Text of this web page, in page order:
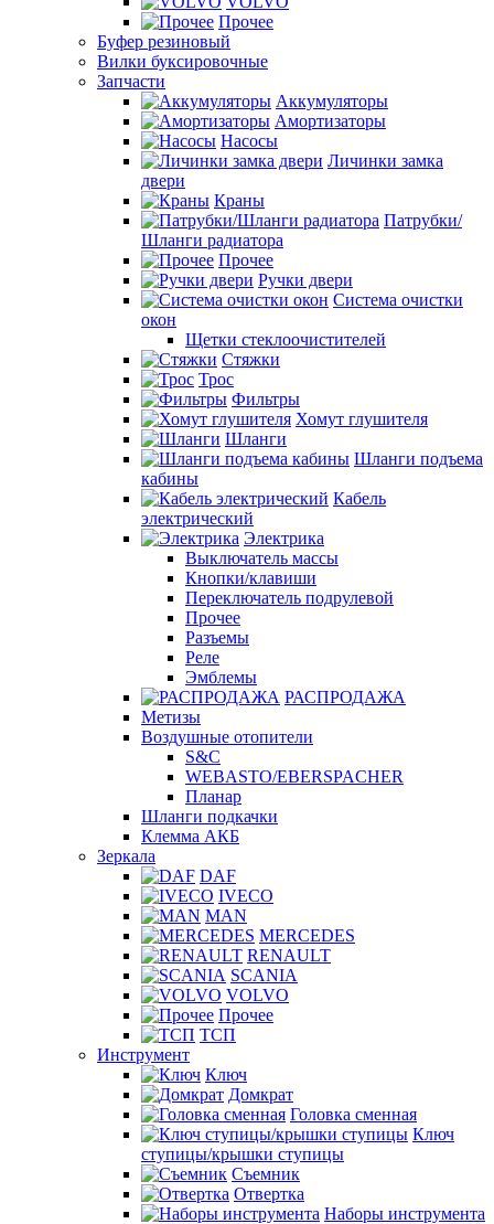
Прочее
Буфер резиновый
Вилки буксировочные
Запчасти
Аккумуляторы
Амортизаторы
Насосы
Личинки замка
двери
Краны
Патрубки/
Шланги радиатора
Прочее
Ручки двери
Система очистки
окон
Щетки стеклоочистителей
Стяжки
Трос
Фильтры
Хомут глушителя
Шланги
Шланги подъема
кабины
Кабель
электрический
Электрика
Выключатель массы
Кнопки/клавиши
Переключатель подрулевой
Прочее
Разъемы
Реле
Эмблемы
РАСПРОДАЖА
Метизы
Воздушные отопители
S&C
WEBASTO/EBERSPACHER
Планар
Шланги подкачки
Клемма АКБ
Зеркала
DAF
IVECO
MAN
MERCEDES
RENAULT
SCANIA
VOLVO
Прочее
ТСП
Инструмент
Ключ
Домкрат
Головка сменная
Ключ
ступицы/крышки ступицы
Съемник
Отвертка
Наборы инструмента